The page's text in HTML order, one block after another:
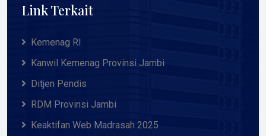
Link Terkait
Kemenag RI
Kanwil Kemenag Provinsi Jambi
Ditjen Pendis
RDM Provinsi Jambi
Keaktifan Web Madrasah 2025